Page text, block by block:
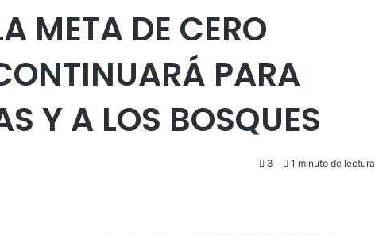
META DE CERO
PARA
Y A LOS BOSQUES
3 1 minuto de lectura